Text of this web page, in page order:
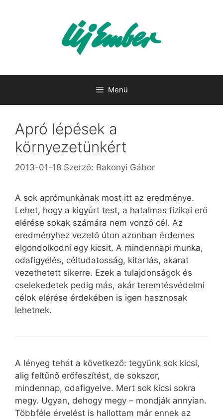
Menü
Apró lépések a
környezetünkért
2013-01-18 Szerző: Bakonyi Gábor
A sok aprómunkának most itt az eredménye.
Lehet, hogy a kigyúrt test, a hatalmas fizikai erő
elérése sokak számára nem vonzó cél. Az
eredményhez vezető úton azonban érdemes
elgondolkodni egy kicsit. A mindennapi munka,
odafigyelés, céltudatosság, kitartás, akarat
vezethetett sikerre. Ezek a tulajdonságok és
cselekedetek pedig más, akár teremtésvédelmi
célok elérése érdekében is igen hasznosak
lehetnek.
A lényeg tehát a következő: tegyünk sok kicsi,
alig feltűnő erőfeszítést, de sokszor,
mindennap, odafigyelve. Mert sok kicsi sokra
megy. Ugyan, dehogy megy – mondják annyian.
Többféle érvelést is hallottam már ennek az